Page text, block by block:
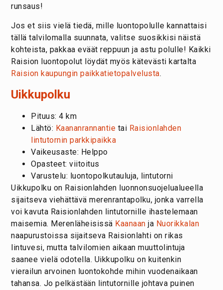
runsaus!
Jos et siis vielä tiedä, mille luontopolulle kannattaisi
tällä talvilomalla suunnata, valitse suosikkisi näistä
kohteista, pakkaa eväät reppuun ja astu polulle! Kaikki
Raision luontopolut löydät myös kätevästi kartalta
Raision kaupungin paikkatietopalvelusta.
Uikkupolku
Pituus: 4 km
Lähtö: Kaananrannantie tai Raisionlahden
lintutornin parkkipaikka
Vaikeusaste: Helppo
Opasteet: viitoitus
Varustelu: luontopolkutauluja, lintutorni
Uikkupolku on Raisionlahden luonnonsuojelualueella
sijaitseva viehättävä merenrantapolku, jonka varrella
voi kavuta Raisionlahden lintutornille ihastelemaan
maisemia. Merenläheisissä Kaanaan ja Nuorikkalan
naapurustoissa sijaitseva Raisionlahti on rikas
lintuvesi, mutta talvilomien aikaan muuttolintuja
saanee vielä odotella. Uikkupolku on kuitenkin
vierailun arvoinen luontokohde mihin vuodenaikaan
tahansa. Jo pelkästään lintutornille johtava puinen